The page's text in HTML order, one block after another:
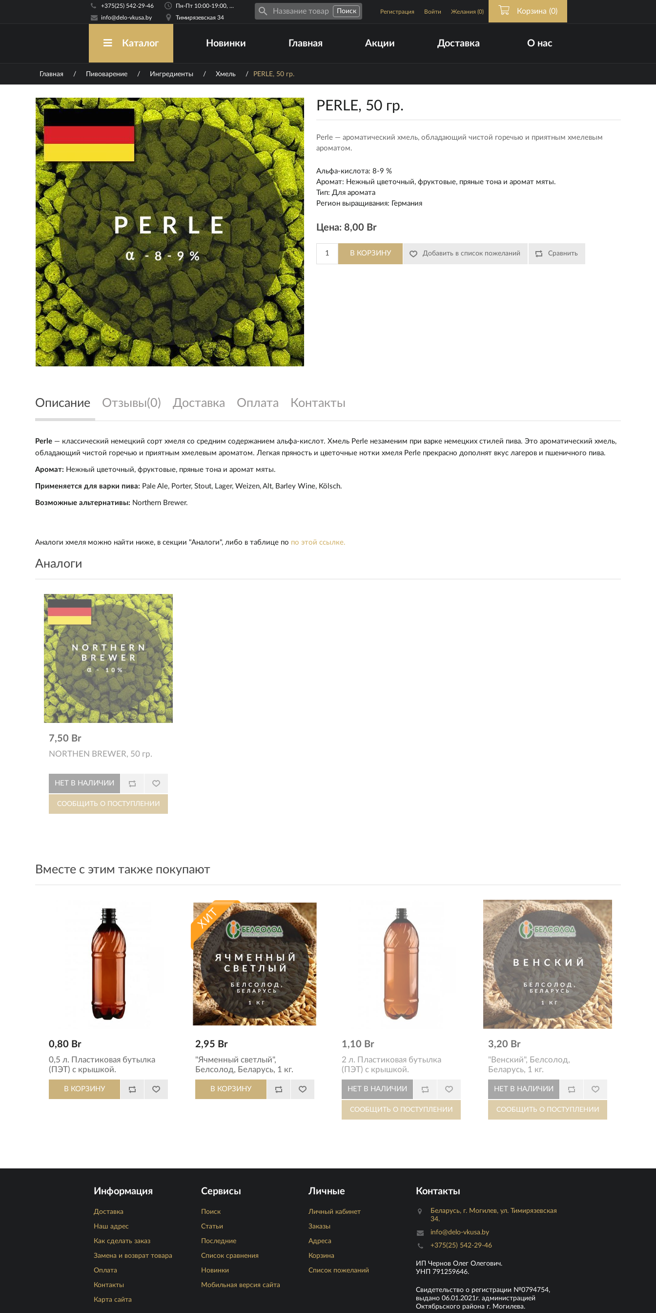
+375(25) 542-29-46
info@delo-vkusa.by
Пн-Пт 10:00-19:00, Сб-Вс 10:00-17:00
Тимирязевская 34
Регистрация Войти Желания (0) Корзина (0)
Каталог Новинки Главная Акции Доставка О нас
Главная / Пивоварение / Ингредиенты / Хмель / PERLE, 50 гр.
PERLE, 50 гр.
Perle — ароматический хмель, обладающий чистой горечью и приятным хмелевым
ароматом.
Альфа-кислота: 8-9 %
Аромат: Нежный цветочный, фруктовые, пряные тона и аромат мяты.
Тип: Для аромата
Регион выращивания: Германия
Цена: 8,00 Br
Описание Отзывы(0) Доставка Оплата Контакты
Perle — классический немецкий сорт хмеля со средним содержанием альфа-кислот. Хмель Perle незаменим при варке немецких стилей пива. Это ароматический хмель,
обладающий чистой горечью и приятным хмелевым ароматом. Легкая пряность и цветочные нотки хмеля Perle прекрасно дополнят вкус лагеров и пшеничного пива.
Аромат: Нежный цветочный, фруктовые, пряные тона и аромат мяты.
Применяется для варки пива: Pale Ale, Porter, Stout, Lager, Weizen, Alt, Barley Wine, Kölsch.
Возможные альтернативы: Northern Brewer.
Аналоги хмеля можно найти ниже, в секции "Аналоги", либо в таблице по по этой ссылке.
Аналоги
7,50 Br
NORTHEN BREWER, 50 гр.
Вместе с этим также покупают
0,80 Br
0,5 л. Пластиковая бутылка
(ПЭТ) с крышкой.
2,95 Br
"Ячменный светлый",
Белсолод, Беларусь, 1 кг.
1,10 Br
2 л. Пластиковая бутылка
(ПЭТ) с крышкой.
3,20 Br
"Венский", Белсолод,
Беларусь, 1 кг.
Информация
Доставка
Наш адрес
Как сделать заказ
Замена и возврат товара
Оплата
Контакты
Карта сайта
Сервисы
Поиск
Статьи
Последние
Список сравнения
Новинки
Мобильная версия сайта
Личные
Личный кабинет
Заказы
Адреса
Корзина
Список пожеланий
Контакты
Беларусь, г. Могилев, ул. Тимирязевская
34.
info@delo-vkusa.by
+375(25) 542-29-46
ИП Чернов Олег Олегович.
УНП 791259646.
Свидетельство о регистрации №0794754,
выдано 06.01.2021г. администрацией
Октябрьского района г. Могилева.